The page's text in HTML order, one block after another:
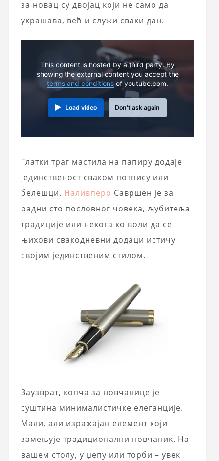
за новац су двојац који не само да
украшава, већ и служи сваки дан.
This content is hosted by a third party. By
showing the external content you accept the
terms and conditions of youtube.com.
Load video Don't ask again
Глатки траг мастила на папиру додаје
јединственост сваком потпису или
белешци. Наливперо Савршен је за
радни сто пословног човека, љубитеља
традиције или некога ко воли да се
њихови свакодневни додаци истичу
својим јединственим стилом.
Заузврат, копча за новчанице је
суштина минималистичке елеганције.
Мали, али изражајан елемент који
замењује традиционални новчаник. На
вашем столу, у џепу или торби – увек